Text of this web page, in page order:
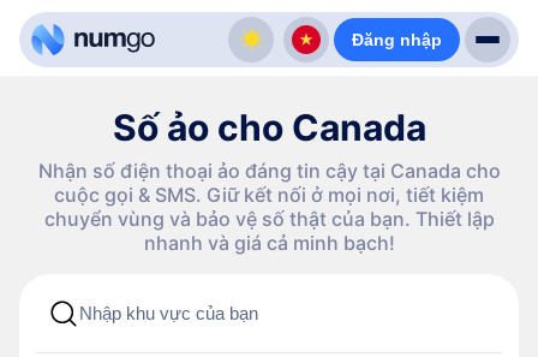
Đăng nhập
Số ảo cho Canada
Nhận số điện thoại ảo đáng tin cậy tại Canada cho
cuộc gọi & SMS. Giữ kết nối ở mọi nơi, tiết kiệm
chuyển vùng và bảo vệ số thật của bạn. Thiết lập
nhanh và giá cả minh bạch!